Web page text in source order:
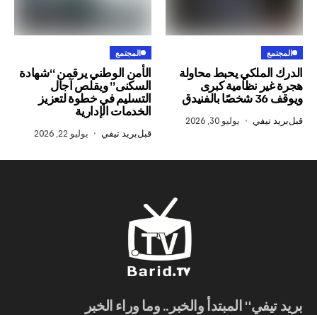
يحبط محاولة
نظامية كبرى
يوليو 30, 2026
الأمن الوطني يرقمن “شهادة
السكنى” ويقلص آجال
التسليم في خطوة لتعزيز
الخدمات الإدارية
يوليو 22, 2026
المبتدأ والخبر.. وما وراء الخبر